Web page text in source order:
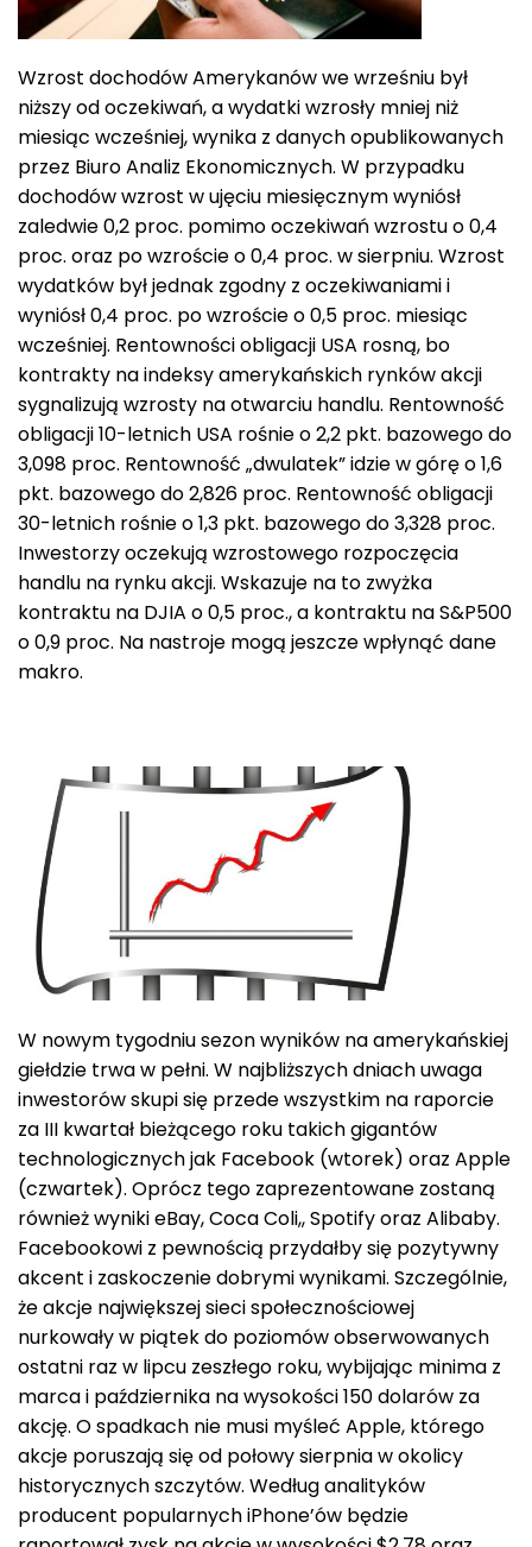
Wzrost dochodów Amerykanów we wrześniu był
niższy od oczekiwań, a wydatki wzrosły mniej niż
miesiąc wcześniej, wynika z danych opublikowanych
przez Biuro Analiz Ekonomicznych. W przypadku
dochodów wzrost w ujęciu miesięcznym wyniósł
zaledwie 0,2 proc. pomimo oczekiwań wzrostu o 0,4
proc. oraz po wzroście o 0,4 proc. w sierpniu. Wzrost
wydatków był jednak zgodny z oczekiwaniami i
wyniósł 0,4 proc. po wzroście o 0,5 proc. miesiąc
wcześniej. Rentowności obligacji USA rosną, bo
kontrakty na indeksy amerykańskich rynków akcji
sygnalizują wzrosty na otwarciu handlu. Rentowność
obligacji 10-letnich USA rośnie o 2,2 pkt. bazowego do
3,098 proc. Rentowność „dwulatek” idzie w górę o 1,6
pkt. bazowego do 2,826 proc. Rentowność obligacji
30-letnich rośnie o 1,3 pkt. bazowego do 3,328 proc.
Inwestorzy oczekują wzrostowego rozpoczęcia
handlu na rynku akcji. Wskazuje na to zwyżka
kontraktu na DJIA o 0,5 proc., a kontraktu na S&P500
o 0,9 proc. Na nastroje mogą jeszcze wpłynąć dane
makro.
W nowym tygodniu sezon wyników na amerykańskiej
giełdzie trwa w pełni. W najbliższych dniach uwaga
inwestorów skupi się przede wszystkim na raporcie
za III kwartał bieżącego roku takich gigantów
technologicznych jak Facebook (wtorek) oraz Apple
(czwartek). Oprócz tego zaprezentowane zostaną
również wyniki eBay, Coca Coli,, Spotify oraz Alibaby.
Facebookowi z pewnością przydałby się pozytywny
akcent i zaskoczenie dobrymi wynikami. Szczególnie,
że akcje największej sieci społecznościowej
nurkowały w piątek do poziomów obserwowanych
ostatni raz w lipcu zeszłego roku, wybijając minima z
marca i października na wysokości 150 dolarów za
akcję. O spadkach nie musi myśleć Apple, którego
akcje poruszają się od połowy sierpnia w okolicy
historycznych szczytów. Według analityków
producent popularnych iPhone’ów będzie